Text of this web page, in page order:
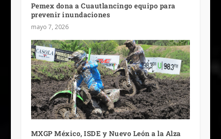
Pemex dona a Cuautlancingo equipo para
prevenir inundaciones
mayo 7, 2026
MXGP México, ISDE y Nuevo León a la Alza